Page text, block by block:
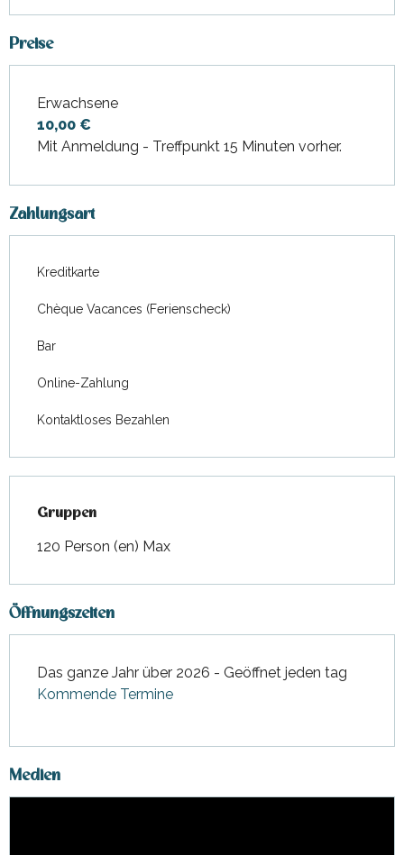
Preise
Preise 2026
Erwachsene
10,00 €
Mit Anmeldung - Treffpunkt 15 Minuten vorher.
Zahlungsart
Kreditkarte
Chèque Vacances (Ferienscheck)
Bar
Online-Zahlung
Kontaktloses Bezahlen
Gruppen
Gruppen
120 Person (en) Max
Öffnungszeiten
Das ganze Jahr über 2026 - Geöffnet jeden tag
Kommende Termine
Medien